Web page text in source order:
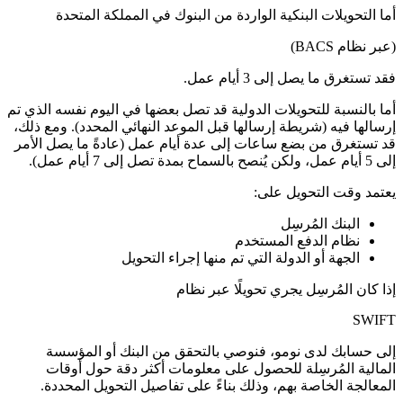
أما التحويلات البنكية الواردة من البنوك في المملكة المتحدة
(عبر نظام BACS)
فقد تستغرق ما يصل إلى 3 أيام عمل.
أما بالنسبة للتحويلات الدولية قد تصل بعضها في اليوم نفسه الذي تم
إرسالها فيه (شريطة إرسالها قبل الموعد النهائي المحدد). ومع ذلك،
قد تستغرق من بضع ساعات إلى عدة أيام عمل (عادةً ما يصل الأمر
إلى 5 أيام عمل، ولكن يُنصح بالسماح بمدة تصل إلى 7 أيام عمل).
يعتمد وقت التحويل على:
البنك المُرسِل
نظام الدفع المستخدم
الجهة أو الدولة التي تم منها إجراء التحويل
إذا كان المُرسِل يجري تحويلًا عبر نظام
SWIFT
إلى حسابك لدى نومو، فنوصي بالتحقق من البنك أو المؤسسة
المالية المُرسِلة للحصول على معلومات أكثر دقة حول أوقات
المعالجة الخاصة بهم، وذلك بناءً على تفاصيل التحويل المحددة.